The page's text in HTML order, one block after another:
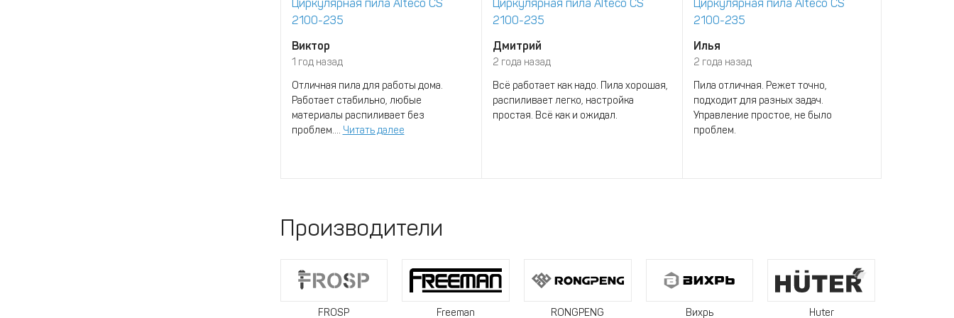
Циркулярная пила Alteco CS
2100-235
Виктор
1 год назад
Отличная пила для работы дома.
Работает стабильно, любые
материалы распиливает без
проблем.... Читать далее
Циркулярная пила Alteco CS
2100-235
Дмитрий
2 года назад
Всё работает как надо. Пила хорошая,
распиливает легко, настройка
простая. Всё как и ожидал.
Циркулярная пила Alteco CS
2100-235
Илья
2 года назад
Пила отличная. Режет точно,
подходит для разных задач.
Управление простое, не было
проблем.
Производители
FROSP Freeman RONGPENG Вихрь Huter